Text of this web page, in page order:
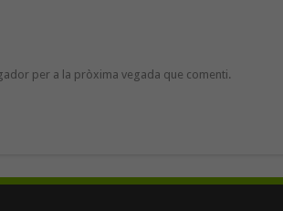
per a la pròxima vegada que comenti.